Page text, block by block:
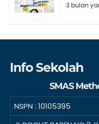
3 bulan
Info Sekolah
SMAS
NSPN : 10105395